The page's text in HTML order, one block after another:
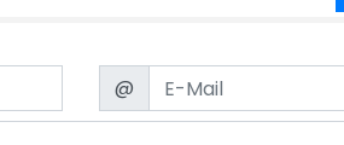
Email
@